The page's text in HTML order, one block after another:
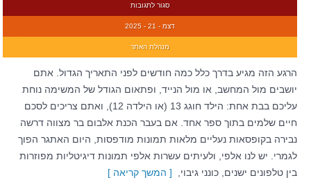
סגור לתגובות
דצמ - 21 - 2025
מנהלת האתר
הרגע הזה מגיע בדרך כלל כמה חודשים לפני התאריך הגדול. אתם
יושבים מול המחשב, או מול הנייד, ופתאום הגודל של המשימה נוחת
עליכם בבת אחת: הילד חוגג 13 (או הילדה 12), ואתם צריכים לסכם
חיים שלמים בתוך ספר אחד. אם בעבר הכנת אלבום בר מצווה דרשה
נבירה בקופסאות נעליים מלאות תמונות מודפסות, היום האתגר הפוך
לגמרי. יש לנו אלפי, ולעיתים עשרות אלפי תמונות דיגיטליות מפוזרות
בין טלפונים ישנים, כונני גיבוי,
[ המשך קריאה ]